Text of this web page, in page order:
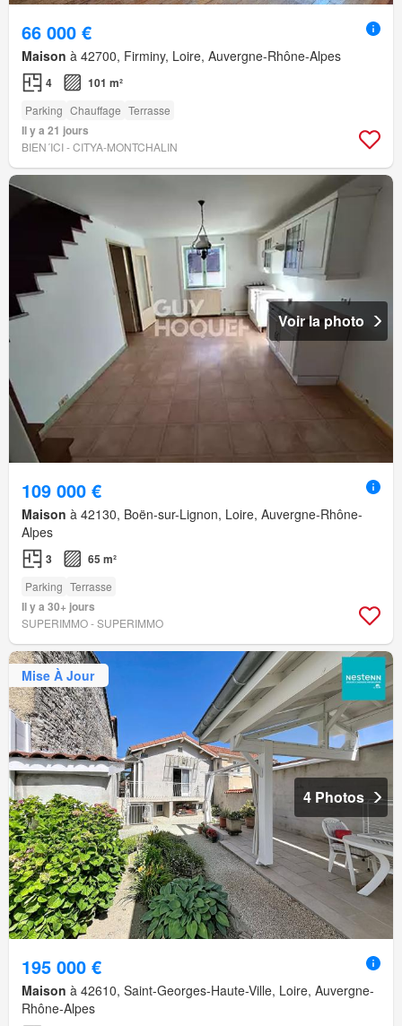
66 000 €
Maison à 42700, Firminy, Loire, Auvergne-Rhône-Alpes
4 101 m²
Parking Chauffage Terrasse
Il y a 21 jours
BIEN´ICI - CITYA-MONTCHALIN
Voir la photo
109 000 €
Maison à 42130, Boën-sur-Lignon, Loire, Auvergne-Rhône-
Alpes
3 65 m²
Parking Terrasse
Il y a 30+ jours
SUPERIMMO - SUPERIMMO
Mise À Jour
4 Photos
195 000 €
Maison à 42610, Saint-Georges-Haute-Ville, Loire, Auvergne-
Rhône-Alpes